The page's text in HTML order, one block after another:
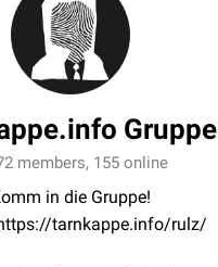
Gruppe
members, 155 online
in die Gruppe!
tarnkappe.info/rulz/